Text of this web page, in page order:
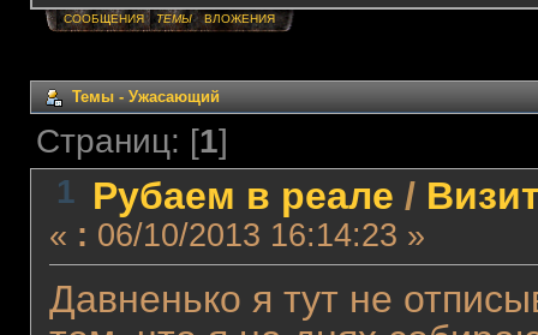
СООБЩЕНИЯ ТЕМЫ ВЛОЖЕНИЯ
Темы - Ужасающий
Страниц: [1]
1 Рубаем в реале /
« : 06/10/2013 16:14:23 »
Давненько я тут не